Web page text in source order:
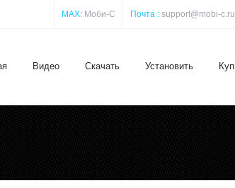
MAX: Моби-С Почта : support@mobi-c.ru
Видео Скачать Установить